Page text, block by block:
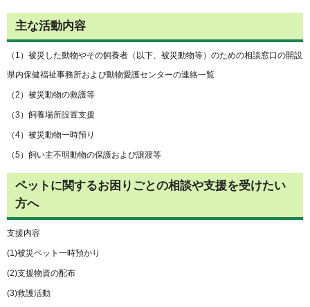
主な活動内容
（1）被災した動物やその飼養者（以下、被災動物等）のための相談窓口の開設
県内保健福祉事務所および動物愛護センターの連絡一覧
（2）被災動物の救護等
（3）飼養場所設置支援
（4）被災動物一時預り
（5）飼い主不明動物の保護および譲渡等
ペットに関するお困りごとの相談や支援を受けたい
方へ
支援内容
(1)被災ペット一時預かり
(2)支援物資の配布
(3)救護活動